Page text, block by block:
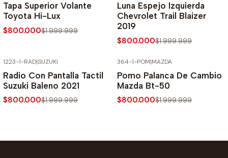
Tapa Superior Volante
Toyota Hi-Lux
$800.000$1.999.999
Luna Espejo Izquierda
Chevrolet Trail Blaizer
2019
$800.000$1.999.999
1223-1-RAD|SUZUKI
Radio Con Pantalla Tactil
Suzuki Baleno 2021
$800.000$1.999.999
364-1-POM|MAZDA
Pomo Palanca De Cambio
Mazda Bt-50
$800.000$1.999.999